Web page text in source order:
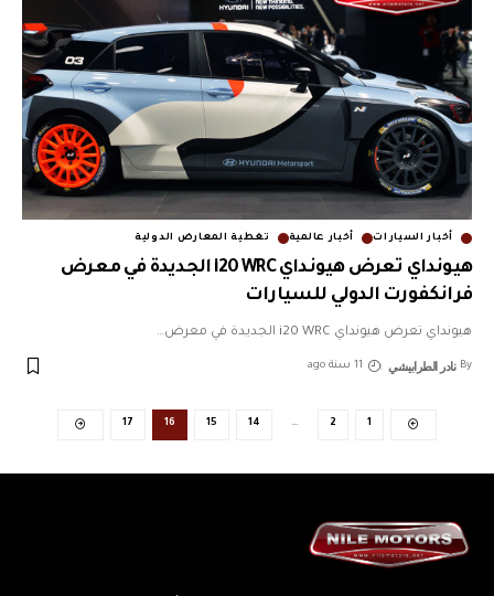
أخبار السيارات أخبار عالمية تغطية المعارض الدولية
هيونداي تعرض هيونداي i20 WRC الجديدة في معرض
فرانكفورت الدولي للسيارات
هيونداي تعرض هيونداي i20 WRC الجديدة في معرض …
By نادر الطرابيشي 11 سنة ago
1
2
…
14
15
16
17